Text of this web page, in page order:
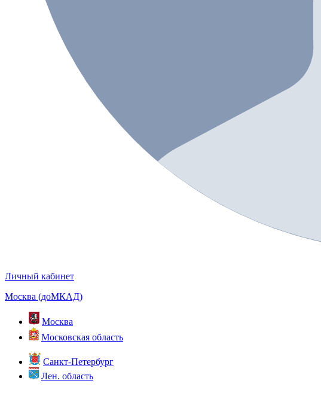
Личный кабинет
Москва (доМКАД)
Москва
Московская область
Санкт-Петербург
Лен. область